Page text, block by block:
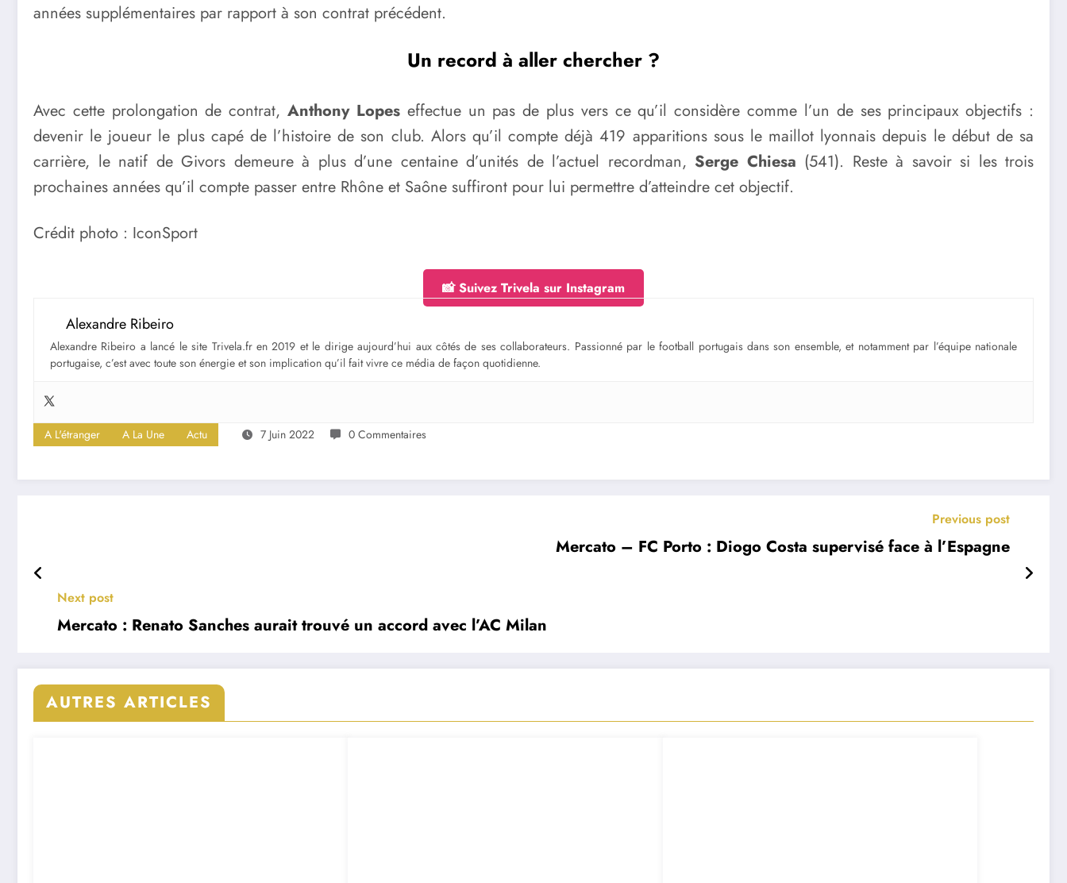
années supplémentaires par rapport à son contrat précédent.
Un record à aller chercher ?
Avec cette prolongation de contrat,Anthony Lopeseffectue un pas de plus vers ce qu’il considère comme l’un de ses principaux objectifs :
devenir le joueur le plus capé de l’histoire de son club. Alors qu’il compte déjà 419 apparitions sous le maillot lyonnais depuis le début de sa
carrière, le natif de Givors demeure à plus d’une centaine d’unités de l’actuel recordman, Serge Chiesa (541). Reste à savoir si les trois
prochaines années qu’il compte passer entre Rhône et Saône suffiront pour lui permettre d’atteindre cet objectif.
Crédit photo : IconSport
📸 Suivez Trivela sur Instagram
Alexandre Ribeiro
Alexandre Ribeiro a lancé le site Trivela.fr en 2019 et le dirige aujourd’hui aux côtés de ses collaborateurs. Passionné par le football portugais dans son ensemble, et notamment par l’équipe nationale
portugaise, c’est avec toute son énergie et son implication qu’il fait vivre ce média de façon quotidienne.
A L'étranger A La Une Actu 7 Juin 2022 0 Commentaires
Previous post
Mercato – FC Porto : Diogo Costa supervisé face à l’Espagne
Next post
Mercato : Renato Sanches aurait trouvé un accord avec l’AC Milan
AUTRES ARTICLES